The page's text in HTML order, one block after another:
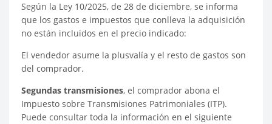
Según la Ley 10/2025, de 28 de diciembre, se informa
que los gastos e impuestos que conlleva la adquisición
no están incluidos en el precio indicado:
El vendedor asume la plusvalía y el resto de gastos son
del comprador.
Segundas transmisiones, el comprador abona el
Impuesto sobre Transmisiones Patrimoniales (ITP).
Puede consultar toda la información en el siguiente